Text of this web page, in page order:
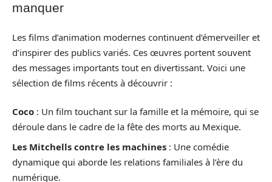
manquer
Les films d’animation modernes continuent d’émerveiller et
d’inspirer des publics variés. Ces œuvres portent souvent
des messages importants tout en divertissant. Voici une
sélection de films récents à découvrir :
Coco : Un film touchant sur la famille et la mémoire, qui se
déroule dans le cadre de la fête des morts au Mexique.
Les Mitchells contre les machines : Une comédie
dynamique qui aborde les relations familiales à l’ère du
numérique.